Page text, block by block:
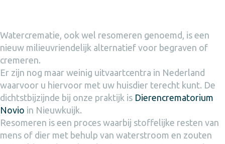
Watercrematie, ook wel resomeren genoemd, is een
nieuw milieuvriendelijk alternatief voor begraven of
cremeren.
Er zijn nog maar weinig uitvaartcentra in Nederland
waarvoor u hiervoor met uw huisdier terecht kunt. De
dichtstbijzijnde bij onze praktijk is Dierencrematorium
Novio in Nieuwkuijk.
Resomeren is een proces waarbij stoffelijke resten van
mens of dier met behulp van waterstroom en zouten